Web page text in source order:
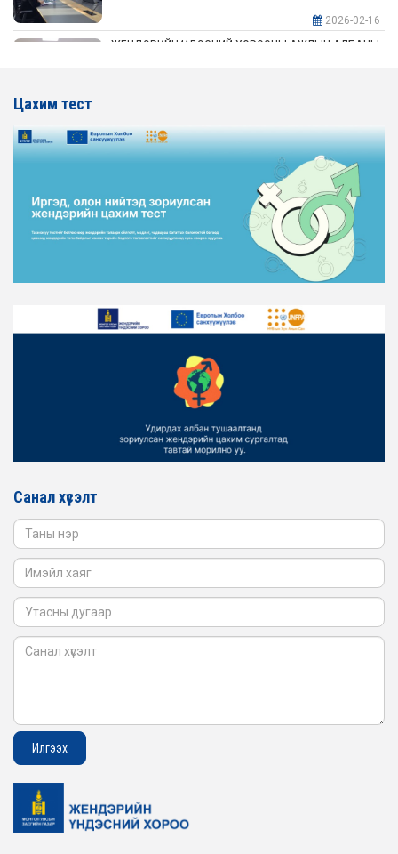
2026-02-16
ЖЕНДЭРИЙН ҮНДЭСНИЙ ХОРООНЫ АЖЛЫН АЛБАНЫ
ЖЕНДЭРИЙН ҮНДЭСНИЙ ХОРООНЫ АЖЛЫН АЛБАНЫ
ТӨЛӨӨЛӨЛ ХОТ БАЙГУУЛАЛТ, БАРИЛГА, ОРОН
СУУЦЖУУЛАЛТЫН ЯАМАНД АЖИЛЛАВ
2026-02-16
ЖЕНДЭРИЙН ЭРХ ТЭГШ БАЙДЛЫГ ХАНГАХ ҮЙЛ
АЖИЛЛАГААГ ЭРЧИМЖҮҮЛЭХ САРЫН ХУВААРЬТАЙ
2026-02-16
ЖЕНДЭРИЙН ҮНДЭСНИЙ ХОРООНЫ АЖЛЫН АЛБАНЫ
ТӨЛӨӨЛӨЛ ЗАМ ТЭЭВРИЙН ЯАМАНД АЖИЛЛАВ
ЖЕНДЭРИЙН ҮНДЭСНИЙ ХОРООНЫ АЖЛЫН АЛБАНЫ
ТӨЛӨӨЛӨЛ БАТЛАН ХАМГААЛАХ ЯАМАНД
Цахим тест
Санал хүсэлт